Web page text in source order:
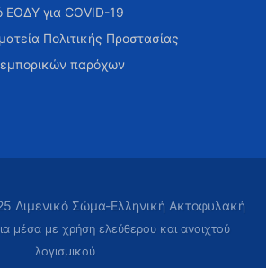
ΕΟΔΥ για COVID-19
Πολιτικής Προστασίας
παρόχων
Λιμενικό Σώμα-Ελληνική Ακτοφυλακή
μέσα με χρήση ελεύθερου και ανοιχτού
λογισμικού